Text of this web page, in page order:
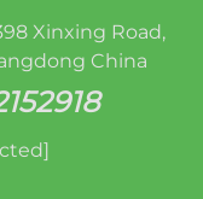
Xinxing Road,
China